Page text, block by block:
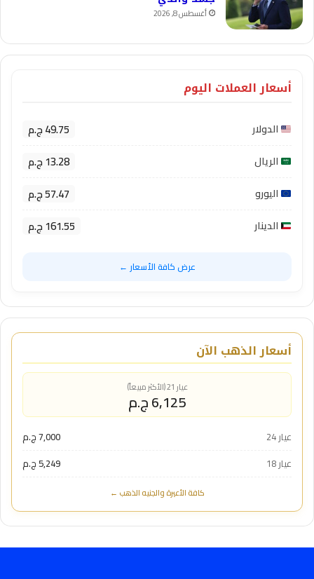
أغسطس 8, 2026
أسعار العملات اليوم
الدولار 49.75 ج.م
الريال 13.28 ج.م
اليورو 57.47 ج.م
الدينار 161.55 ج.م
عرض كافة الأسعار ←
أسعار الذهب الآن
عيار 21 (الأكثر مبيعاً)
6,125 ج.م
عيار 24
7,000 ج.م
عيار 18
5,249 ج.م
كافة الأعيرة والجنيه الذهب ←